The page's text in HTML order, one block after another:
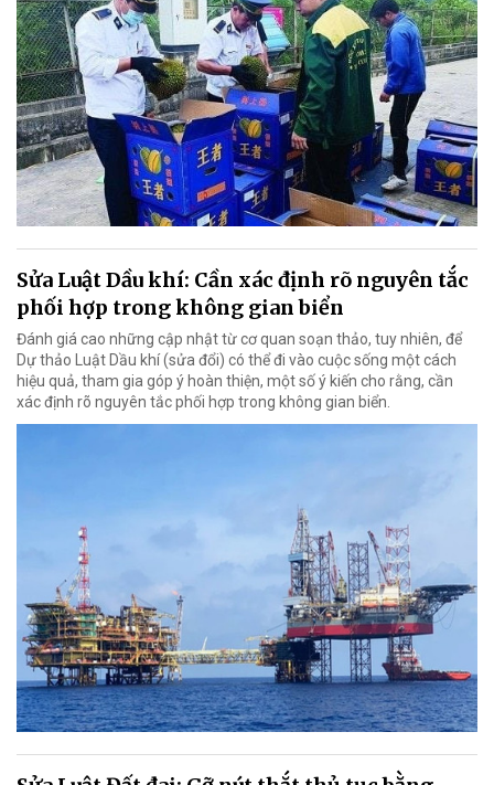
Sửa Luật Dầu khí: Cần xác định rõ nguyên tắc
phối hợp trong không gian biển
Đánh giá cao những cập nhật từ cơ quan soạn thảo, tuy nhiên, để
Dự thảo Luật Dầu khí (sửa đổi) có thể đi vào cuộc sống một cách
hiệu quả, tham gia góp ý hoàn thiện, một số ý kiến cho rằng, cần
xác định rõ nguyên tắc phối hợp trong không gian biển.